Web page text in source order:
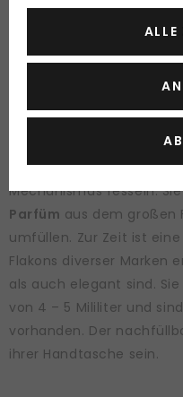
wohin Sie gehen! In der
Koffer zum Verreisen
Spaziergang.
Nachfüllbare
Die nachfüllbaren
Angebot werden Sie
Mechanismus fesseln.
Parfüm aus dem großen
umfüllen. Zur Zeit ist
Flakons diverser Marken
als auch elegant sind.
von 4 – 5 Mililiter und
vorhanden. Der
ihrer Handtasche sein.
ALLE